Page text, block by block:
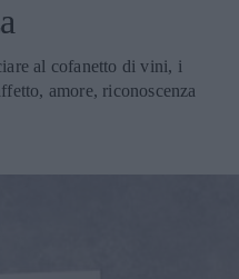
al cofanetto di vini, i
amore, riconoscenza